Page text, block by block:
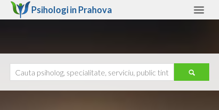
Psihologi in Prahova
Ajutor